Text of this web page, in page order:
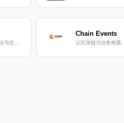
Chain Events
让区块链与业务相遇。